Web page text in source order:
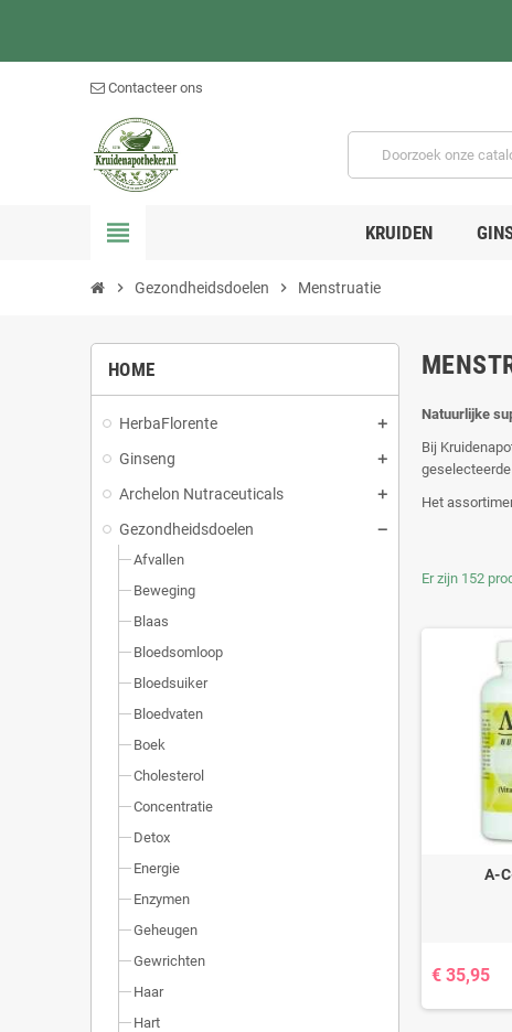
Contacteer ons
view_headline KRUIDEN
chevron_right Gezondheidsdoelen chevron_right Menstruatie
HOME
HerbaFlorente
Ginseng
Archelon Nutraceuticals
Gezondheidsdoelen
Afvallen
Beweging
Blaas
Bloedsomloop
Bloedsuiker
Bloedvaten
Boek
Cholesterol
Concentratie
Detox
Energie
Enzymen
Geheugen
Gewrichten
Haar
Hart
Natuurlijke
Bij
Het
Er zijn 152
A-
€ 35,95